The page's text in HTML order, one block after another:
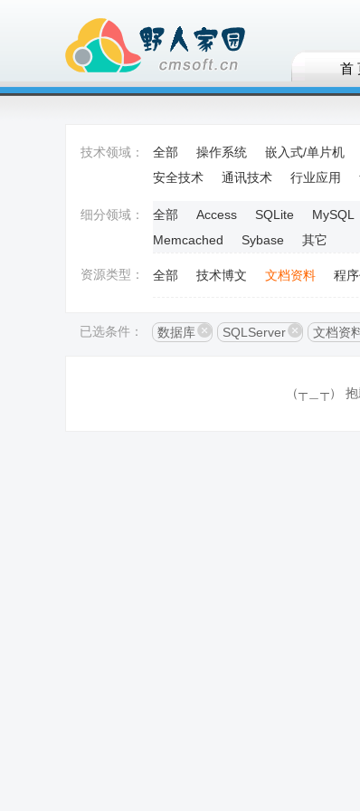
首
技术领域： 全部 操作系统 嵌入式/单片机
安全技术
通讯技术 行业应用
细分领域： 全部 Access SQLite MySQL
Memcached
Sybase 其它
资源类型： 全部 技术博文 文档资料 程
已选条件： 数据库 SQLServer 文档资
（┬＿┬）